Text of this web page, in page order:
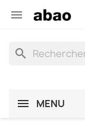

search
MENU